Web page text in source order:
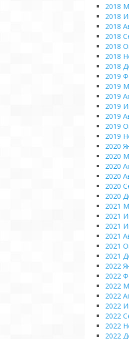
2018
2018
2018
2018
2018
2018
2018
2019
2019
2019
2019
2019
2019
2019
2020
2020
2020
2020
2020
2020
2021
2021
2021
2021
2021
2021
2022
2022
2022
2022
2022
2022
2022
2022